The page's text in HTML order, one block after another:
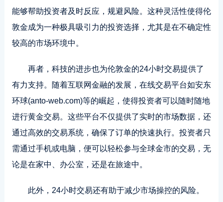
能够帮助投资者及时反应，规避风险。这种灵活性使得伦
敦金成为一种极具吸引力的投资选择，尤其是在不确定性
较高的市场环境中。
再者，科技的进步也为伦敦金的24小时交易提供了
有力支持。随着互联网金融的发展，在线交易平台如安东
环球(anto-web.com)等的崛起，使得投资者可以随时随地
进行黄金交易。这些平台不仅提供了实时的市场数据，还
通过高效的交易系统，确保了订单的快速执行。投资者只
需通过手机或电脑，便可以轻松参与全球金市的交易，无
论是在家中、办公室，还是在旅途中。
此外，24小时交易还有助于减少市场操控的风险。